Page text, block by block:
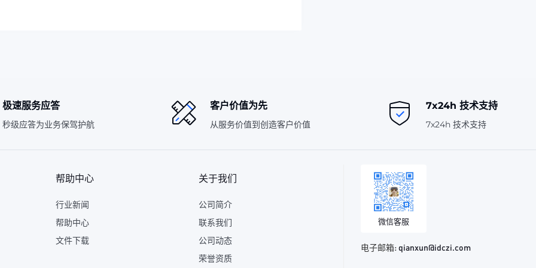
极速服务应答
秒级应答为业务保驾护航
客户价值为先
从服务价值到创造客户价值
7x24h 技术支持
7x24h 技术支持
帮助中心
行业新闻
帮助中心
文件下载
关于我们
公司简介
联系我们
公司动态
荣誉资质
微信客服
电子邮箱:qianxun@idczi.com